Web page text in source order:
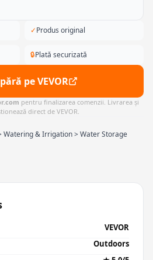
✓Produs original
🔒Plată securizată
pe VEVOR
pentru finalizarea comenzii. Livrarea și
direct de VEVOR.
Watering & Irrigation > Water Storage
VEVOR
Outdoors